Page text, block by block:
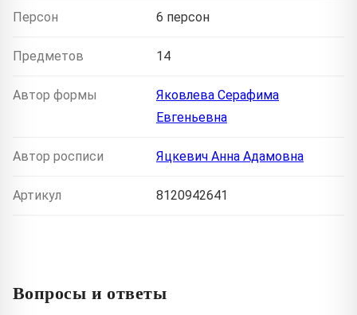
Персон 6 персон
Предметов 14
Автор формы
Яковлева Серафима
Евгеньевна
Автор росписи Яцкевич Анна Адамовна
Артикул 8120942641
Вопросы и ответы